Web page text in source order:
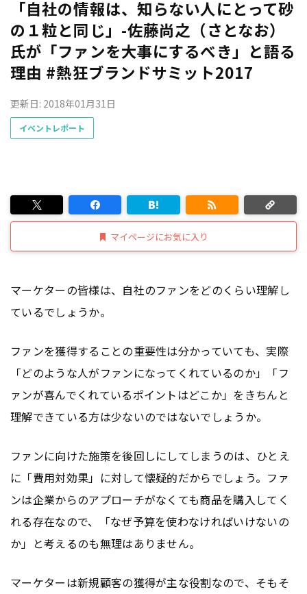
「自社の情報は、知らない人にとって砂
の１粒と同じ」-佐藤尚之（さとなお）
氏が「ファンを大事にするべき」と語る
理由 #熱狂ブランドサミット2017
更新日: 2018年01月31日
イベントレポート
マイページにお気に入り
マーケターの皆様は、自社のファンをどのくらい理解し
ているでしょうか。
ファンを獲得することの重要性は分かっていても、実際
「どのような人がファンになってくれているのか」「フ
ァンが喜んでくれているポイントはどこか」をきちんと
理解できている方は少ないのではないでしょうか。
ファンに向けた施策を後回しにしてしまうのは、ひとえ
に「費用対効果」に対して懐疑的だからでしょう。ファ
ンは企業からのアプローチがなくても商品を購入してく
れる存在なので、「なぜ予算を使わなければいけないの
か」と考えるのも無理はありません。
マーケターは新規顧客の獲得が主な役割なので、そもそ